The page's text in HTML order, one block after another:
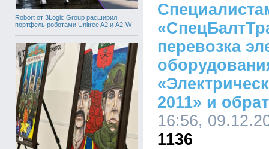
Robort от 3Logic Group расширил
портфель роботами Unitree A2 и A2-W
перевозка
2011» и
16:56,
1136